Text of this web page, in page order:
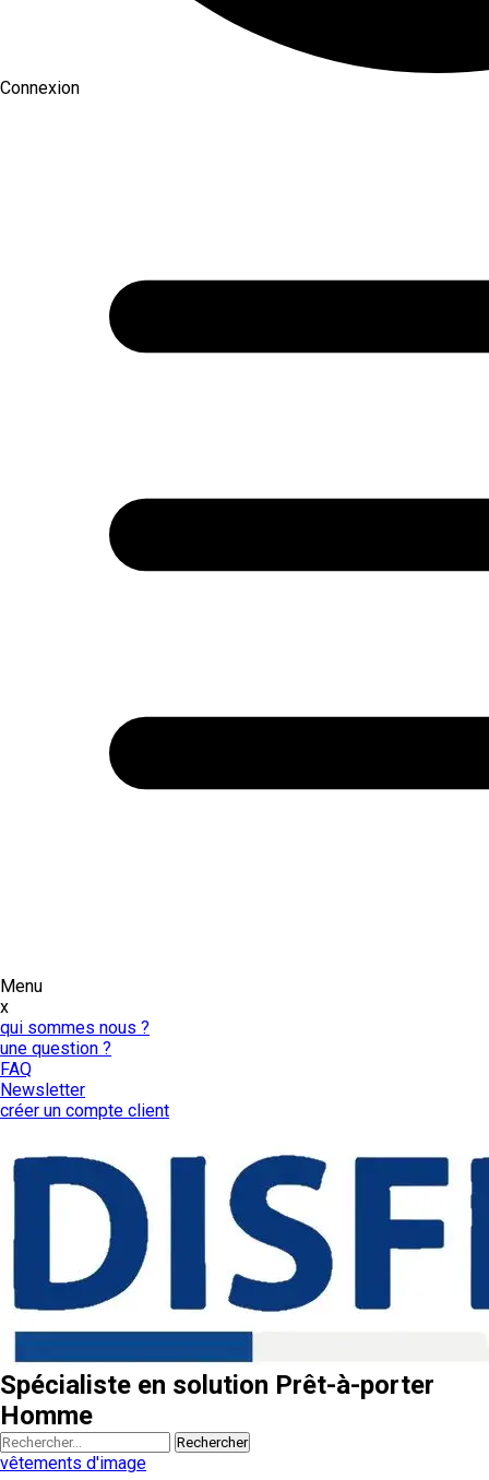
Connexion
Menu
x
qui sommes nous ?
une question ?
FAQ
Newsletter
créer un compte client
Spécialiste en solution Prêt-à-porter
Homme
Rechercher
vêtements d'image